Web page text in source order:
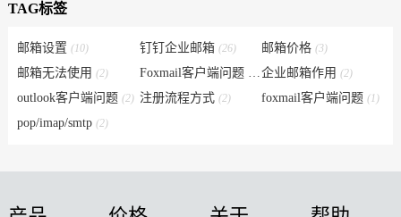
TAG标签
邮箱设置 (10) 钉钉企业邮箱 (26) 邮箱价格(3)
邮箱无法使用 (2) Foxmail客户端问题
(6)企业邮箱作用(2)
outlook客户端问题 (2) 注册流程方式 (2) foxmail客户端问题(1)
pop/imap/smtp (2)